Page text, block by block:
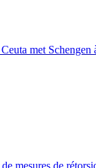
met Schengen
mesures de